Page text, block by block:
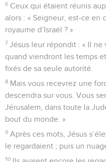
6 Ceux qui étaient réunis
alors : « Seigneur, est-ce en
royaume d’Israël ? »
7 Jésus leur répondit : « Il ne
quand viendront les temps
fixés de sa seule autorité.
8 Mais vous recevrez une
descendra sur vous. Vous
Jérusalem, dans toute la
bout du monde. »
9 Après ces mots, Jésus
le regardaient ; puis un
10